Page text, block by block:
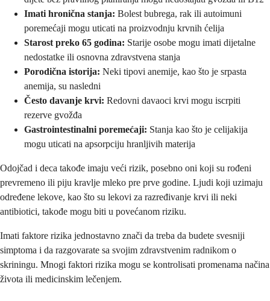
Imati hronična stanja: Bolest bubrega, rak ili autoimuni
poremećaji mogu uticati na proizvodnju krvnih ćelija
Starost preko 65 godina: Starije osobe mogu imati dijetalne
nedostatke ili osnovna zdravstvena stanja
Porodična istorija: Neki tipovi anemije, kao što je srpasta
anemija, su nasledni
Često davanje krvi: Redovni davaoci krvi mogu iscrpiti
rezerve gvožđa
Gastrointestinalni poremećaji: Stanja kao što je celijakija
mogu uticati na apsorpciju hranljivih materija
Odojčad i deca takođe imaju veći rizik, posebno oni koji su rođeni
prevremeno ili piju kravlje mleko pre prve godine. Ljudi koji uzimaju
određene lekove, kao što su lekovi za razređivanje krvi ili neki
antibiotici, takođe mogu biti u povećanom riziku.
Imati faktore rizika jednostavno znači da treba da budete svesniji
simptoma i da razgovarate sa svojim zdravstvenim radnikom o
skriningu. Mnogi faktori rizika mogu se kontrolisati promenama načina
života ili medicinskim lečenjem.